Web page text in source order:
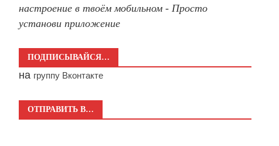
настроение в твоём мобильном - Просто
установи приложение
ПОДПИСЫВАЙСЯ…
на группу Вконтакте
ОТПРАВИТЬ В…